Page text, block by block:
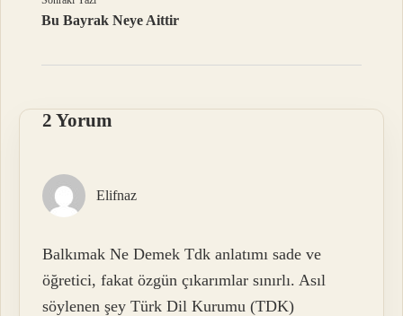
Bu Bayrak Neye Aittir
2 Yorum
Elifnaz
Balkımak Ne Demek Tdk anlatımı sade ve
öğretici, fakat özgün çıkarımlar sınırlı. Asıl
söylenen şey Türk Dil Kurumu (TDK)